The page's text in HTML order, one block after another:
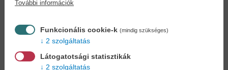
könyve beszerzését!Könyvkereső-szolgálat
Otthonában, kényelmesen
könyvet - tumultus nélkül!
További információk
Funkcionális cookie-k (mindig szükséges)
2 szolgáltatás
Látogatotsági statisztikák
2 szolgáltatás